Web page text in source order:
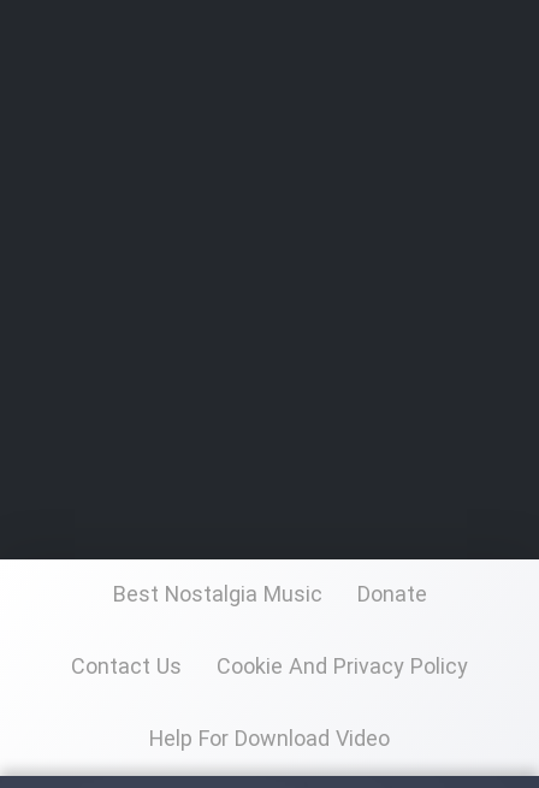
Best Nostalgia Music Donate
Contact Us Cookie And Privacy Policy
Help For Download Video